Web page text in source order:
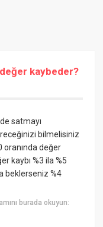
kaybeder?
satmayı
bilmelisiniz
oranında değer
kaybı %3 ila %5
beklerseniz %4
burada okuyun: